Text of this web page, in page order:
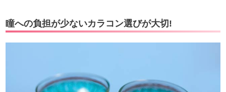
瞳への負担が少ないカラコン選びが大切!